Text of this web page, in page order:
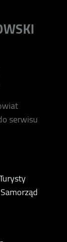
serwisu
Samorząd